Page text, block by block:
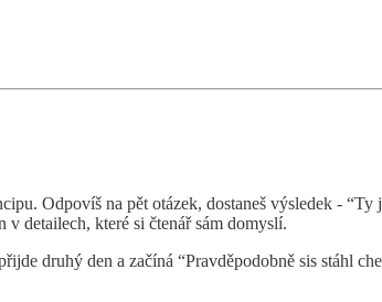
Odpovíš na pět otázek, dostaneš výsledek - “Ty
detailech, které si čtenář sám domyslí.
druhý den a začíná “Pravděpodobně sis stáhl